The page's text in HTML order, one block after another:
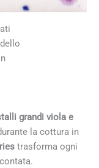
grandi viola e
la cottura in
trasforma ogni